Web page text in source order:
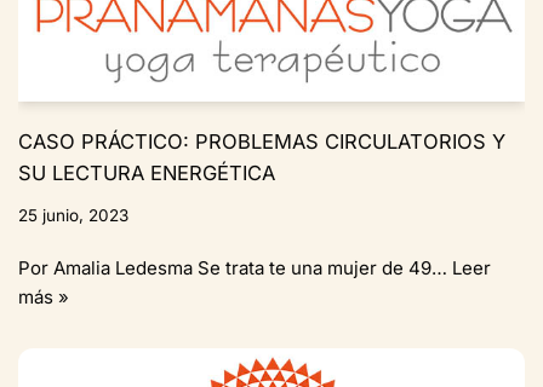
CASO PRÁCTICO: PROBLEMAS CIRCULATORIOS Y
SU LECTURA ENERGÉTICA
25 junio, 2023
Por Amalia Ledesma Se trata te una mujer de 49… Leer
más »